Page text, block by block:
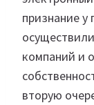
признание у
компаний и
вторую